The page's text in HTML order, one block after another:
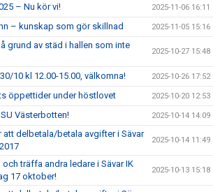
– Nu kör vi! 2025-11-06 16:11
– kunskap som gör skillnad 2025-11-05 15:16
grund av städ i hallen som inte
2025-10-27 15:48
10 kl 12.00-15.00, välkomna! 2025-10-26 17:52
öppettider under höstlovet 2025-10-20 12:53
Västerbotten! 2025-10-14 14:09
delbetala/betala avgifter i Sävar
2025-10-14 11:49
träffa andra ledare i Sävar IK
17 oktober!
2025-10-13 15:18